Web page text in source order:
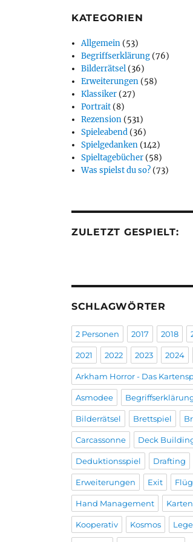
KATEGORIEN
Allgemein (53)
Begriffserklärung (76)
Bilderrätsel (36)
Erweiterungen (58)
Klassiker (27)
Portrait (8)
Rezension (531)
Spieleabend (36)
Spielgedanken (142)
Spieltagebücher (58)
Was spielst du so? (73)
ZULETZT GESPIELT:
SCHLAGWÖRTER
2 Personen 2017 2018
2021 2022 2023 2024
Arkham Horror - Das
Asmodee
Bilderrätsel Brettspiel
Carcassonne Deck
Deduktionsspiel Drafting
Erweiterungen Exit
Hand Management
Kooperativ Kosmos